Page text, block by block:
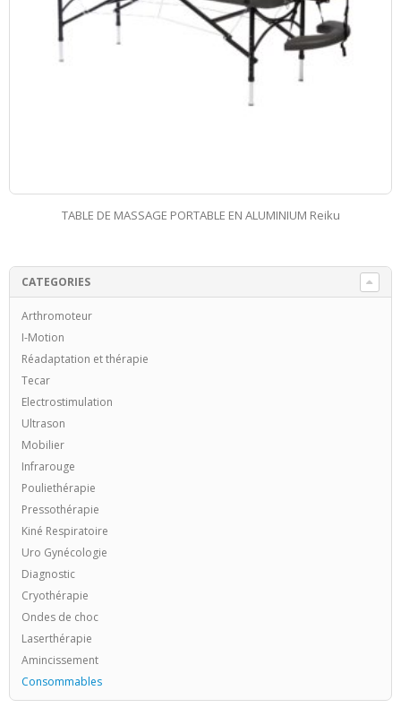
LASER
CATEGORIES
Arthromoteur
I-Motion
Réadaptation et thérapie
Tecar
Electrostimulation
Ultrason
Mobilier
Infrarouge
Pouliethérapie
Pressothérapie
Kiné Respiratoire
Uro Gynécologie
Diagnostic
Cryothérapie
Ondes de choc
Laserthérapie
Amincissement
Consommables